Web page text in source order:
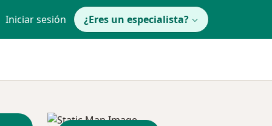
Iniciar sesión ¿Eres un especialista?